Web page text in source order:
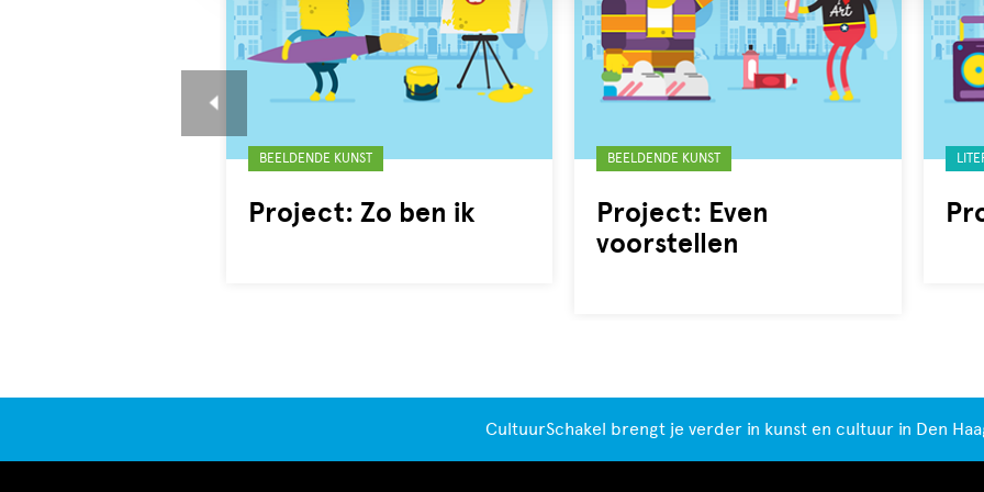
Project: Zo ben ik
Gelabeld
met:
BEELDENDE KUNST
Project: Even
voorstellen
Gelabeld
met:
BEELDENDE KUNST
met:
CultuurSchakel brengt je verder in kunst en cultuur in Den